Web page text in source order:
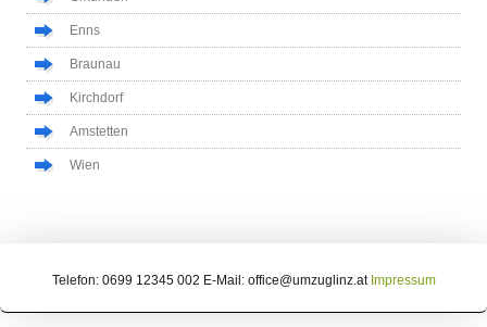
Enns
Braunau
Kirchdorf
Amstetten
Wien
Telefon: 0699 12345 002 E-Mail: office@umzuglinz.at Impressum